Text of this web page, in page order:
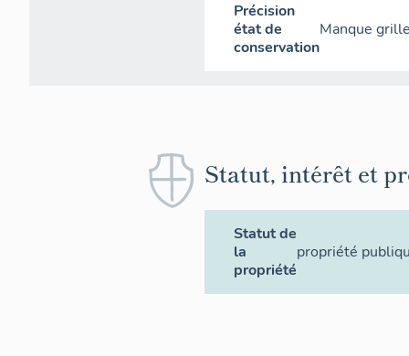
Précision
état de
conservation
Manque
Statut, intérêt et
Statut de
la
propriété
propriété